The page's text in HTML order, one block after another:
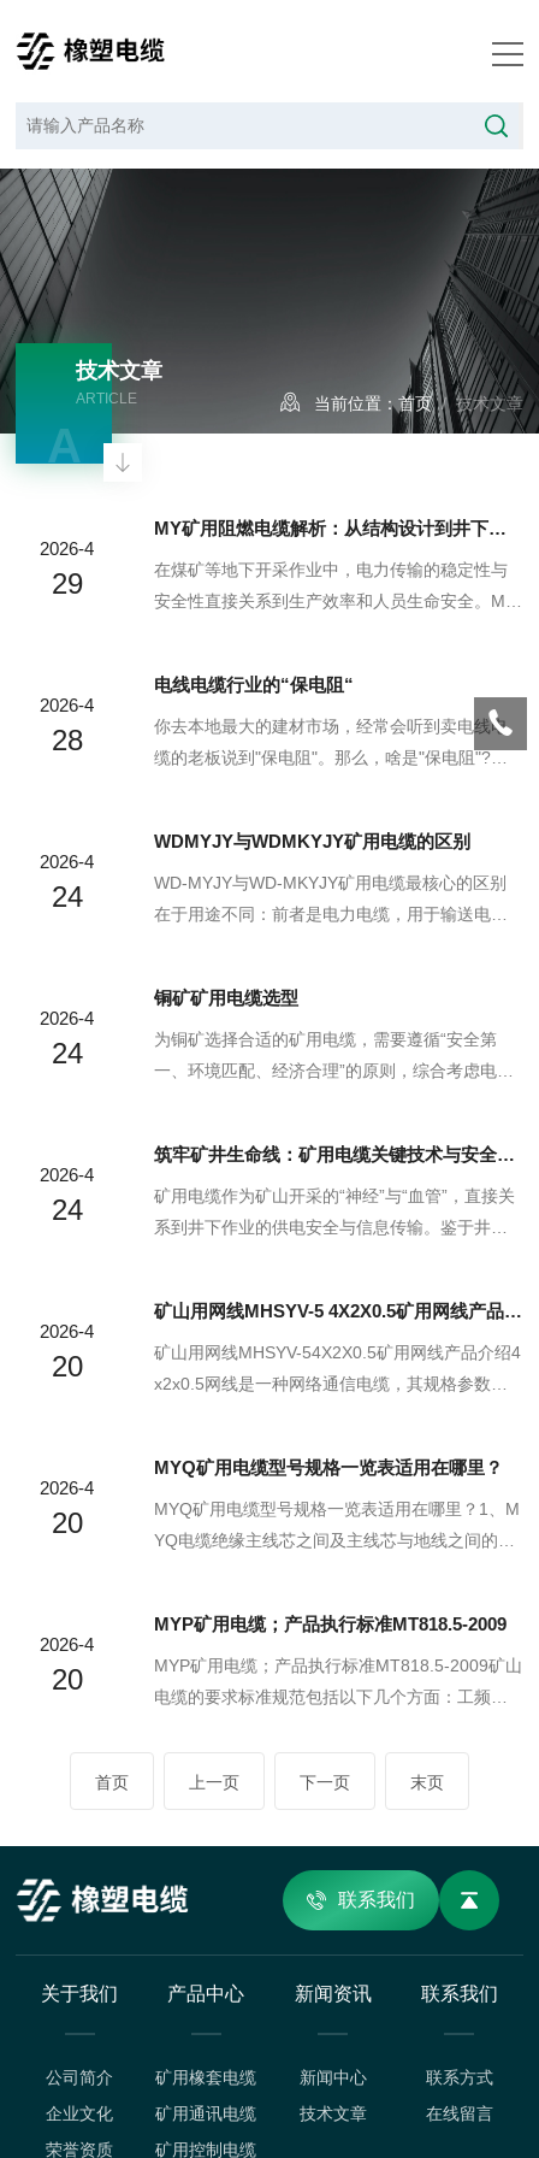
技术文章
ARTICLE
A
当前位置：首页/ 技术文章
2026-4
29
MY矿用阻燃电缆解析：从结构设计到井下移动供电的可靠性
在煤矿等地下开采作业中，电力传输的稳定性与
安全性直接关系到生产效率和人员生命安全。MY
和可靠的运行表现，成为矿山供电系统的核心组
件。本文将从结构设计、材料选择、性能特点及
实际应用场景等维度，解析MY电缆如何保障井下
蔽-护套”四层复合结构，每层均针对井下环境优化
设计：1、导体层：采用多股细铜丝绞合工艺，兼
顾导...
2026-4
28
电线电缆行业的“保电阻“
你去本地最大的建材市场，经常会听到卖电线电
缆的老板说到"保电阻"。那么，啥是"保电阻"?保
导体纯度，线经，材质，绝缘厚度，护套，耐
压，耐温，阻燃，机械强度全部达标。保电阻实
际上就保了其中的导体电阻达标，也称为：市场
保电阻线缆本质上还是在制环节偷工减料，为后
续的安全用电埋下隐患。保电阻线览因其外层材
料低质，最...
2026-4
24
WDMYJY与WDMKYJY矿用电缆的区别
WD-MYJY与WD-MKYJY矿用电缆最核心的区别
在于用途不同：前者是电力电缆，用于输送电
用场景上的显著差异。首先，我们来拆解这两个
型号的字母含义，这有助于理解它们的共性与差
异：WD:无卤(Wúlǔ)低烟(Dīyān)。表示电缆燃烧
环境设计。YJ:交联聚乙烯(Jiāoliánjùyǐxī)绝缘。...
2026-4
24
铜矿矿用电缆选型
为铜矿选择合适的矿用电缆，需要遵循“安全第
一、环境匹配、经济合理”的原则，综合考虑电压
需要根据供电系统的电压来选择电缆的额定电压
（U₀/U）。0.38/0.66kV：常用于井下照明、信
号、控制系统及部分小型移动设备。0.66/1.14k
型设备或高压供电系统的主干线路。第二步：分
析使用环境与敷设方式这...
2026-4
24
筑牢矿井生命线：矿用电缆关键技术与安全应用解析
矿用电缆作为矿山开采的“神经”与“血管”，直接关
系到井下作业的供电安全与信息传输。鉴于井下
缆、控制电缆和通信电缆。电力电缆用于输送大
功率电能，如用于固定敷设的MYJV交联聚乙烯电
缆；控制电缆（如MKVV系列）负责传输设备控制
移动设备的不同需求。为确保安全，矿用电缆必
须具备优异的阻燃、耐腐蚀、抗拉伸及抗电磁干
扰性能。...
2026-4
20
矿山用网线MHSYV-5 4X2X0.5矿用网线产品介绍
矿山用网线MHSYV-54X2X0.5矿用网线产品介绍4
x2x0.5网线是一种网络通信电缆，其规格参数和
5mm2的无氧铜导线绞合组成。绞合设计：双绞结
构有效减少电磁干扰，提升信号传输稳定性。护
套类型：根据需求可能具备铠装（金属屏蔽层）
分铠装型号）支持100Mbps速率，短距离下可接
近千兆。超五...
2026-4
20
MYQ矿用电缆型号规格一览表适用在哪里？
MYQ矿用电缆型号规格一览表适用在哪里？1、M
YQ电缆绝缘主线芯之间及主线芯与地线之间的绝
缆有2~12根主线芯组成，成缆后外面挤包黑色氯
化聚乙烯橡皮护套或黑色氯丁橡皮护套。4、MYQ
电缆导电线芯：采用软铜线，其性能符合GB/T39
87中XJ-00A型橡皮。6、MYQ电缆线芯识别：四
芯及以下采用绝缘分色识别，...
2026-4
20
MYP矿用电缆；产品执行标准MT818.5-2009
MYP矿用电缆；产品执行标准MT818.5-2009矿山
电缆的要求标准规范包括以下几个方面：工频额
9/3.3kV、3.6/6kV、6/10KV、8.7/10KV、300/50
0V。电缆导体的最高允许工作温度为65℃至9
截面应满足供电线路负荷的要求。电缆应带有供
保护接地用的足够截面的导体。严禁采用铝包电
首页 上一页 下一页 末页
联系我们
关于我们
公司简介
企业文化
荣誉资质
产品中心
矿用橡套电缆
矿用通讯电缆
矿用控制电缆
新闻资讯
新闻中心
技术文章
联系我们
联系方式
在线留言